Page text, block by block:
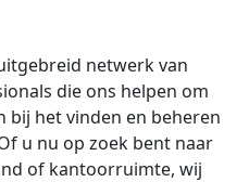
netwerk van
die ons helpen om
bij het vinden en beheren
u nu op zoek bent naar
of kantoorruimte, wij